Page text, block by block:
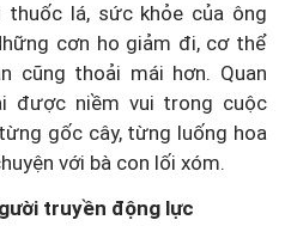
thuốc lá, sức khỏe của ông
cơn ho giảm đi, cơ thể
cũng thoải mái hơn. Quan
được niềm vui trong cuộc
gốc cây, từng luống hoa
với bà con lối xóm.
truyền động lực